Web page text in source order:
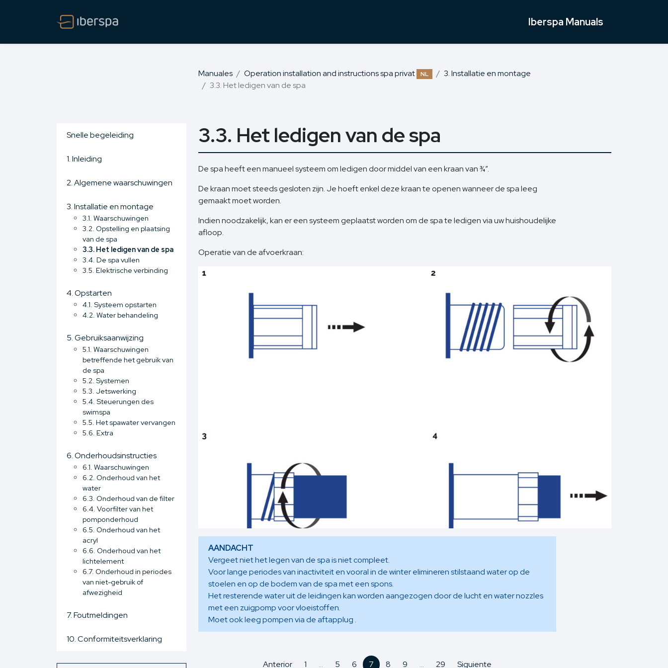
Iberspa Manuals
Manuales Operation installation and instructions spa privat NL
3. Installatie en montage
3.3. Het ledigen van de spa
Snelle begeleiding
1. Inleiding
2. Algemene waarschuwingen
3. Installatie en montage
3.1. Waarschuwingen
3.2. Opstelling en plaatsing
van de spa
3.3. Het ledigen van de spa
3.4. De spa vullen
3.5. Elektrische verbinding
4. Opstarten
4.1. Systeem opstarten
4.2. Water behandeling
5. Gebruiksaanwijzing
5.1. Waarschuwingen
betreffende het gebruik van
de spa
5.2. Systemen
5.3. Jetswerking
5.4. Steuerungen des
swimspa
5.5. Het spawater vervangen
5.6. Extra
6. Onderhoudsinstructies
6.1. Waarschuwingen
6.2. Onderhoud van het
water
6.3. Onderhoud van de filter
6.4. Voorfilter van het
pomponderhoud
6.5. Onderhoud van het
acryl
6.6. Onderhoud van het
lichtelement
6.7. Onderhoud in periodes
van niet-gebruik of
afwezigheid
7. Foutmeldingen
10. Conformiteitsverklaring
3.3. Het ledigen van de spa
De spa heeft een manueel systeem om ledigen door middel van een kraan van ¾”.
De kraan moet steeds gesloten zijn. Je hoeft enkel deze kraan te openen wanneer de spa leeg
gemaakt moet worden.
Indien noodzakelijk, kan er een systeem geplaatst worden om de spa te ledigen via uw huishoudelijke
afloop.
Operatie van de afvoerkraan:
AANDACHT
Vergeet niet het legen van de spa is niet compleet.
Voor lange periodes van inactiviteit en vooral in de winter elimineren stilstaand water op de
stoelen en op de bodem van de spa met een spons.
Het resterende water uit de leidingen kan worden aangezogen door de lucht en water nozzles
met een zuigpomp voor vloeistoffen.
Moet ook leeg pompen via de aftapplug .
Anterior 1 ... 5 6 7 8 9 ... 29 Siguiente